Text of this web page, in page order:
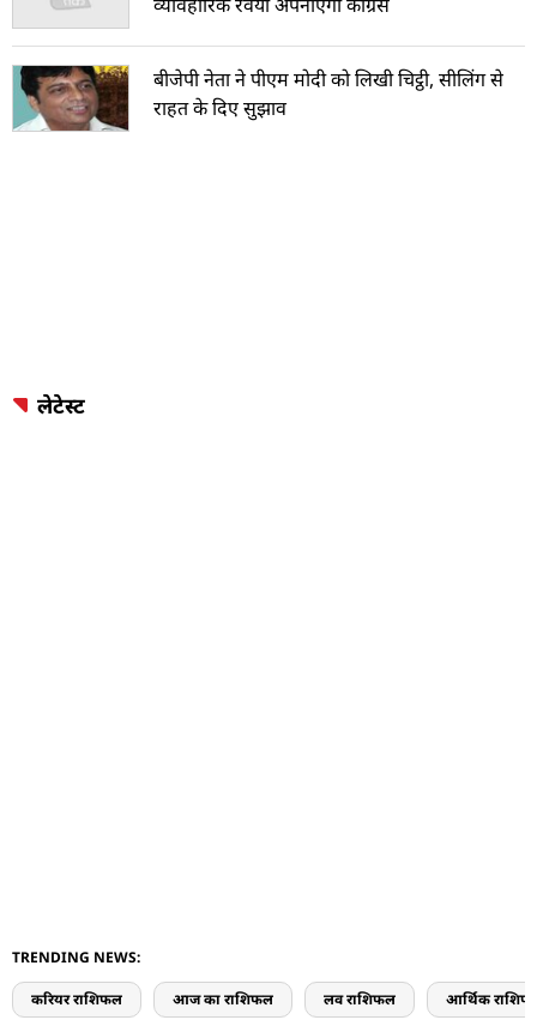
बीजेपी नेता ने पीएम मोदी को लिखी चिट्ठी, सीलिंग से
राहत के दिए सुझाव
लेटेस्ट
TRENDING NEWS:
करियर राशिफल आज का राशिफल लव राशिफल आर्थिक